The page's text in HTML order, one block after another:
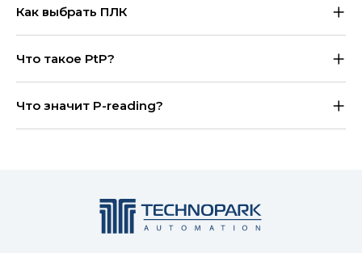
Как выбрать ПЛК
Что такое PtP?
Что значит P-reading?